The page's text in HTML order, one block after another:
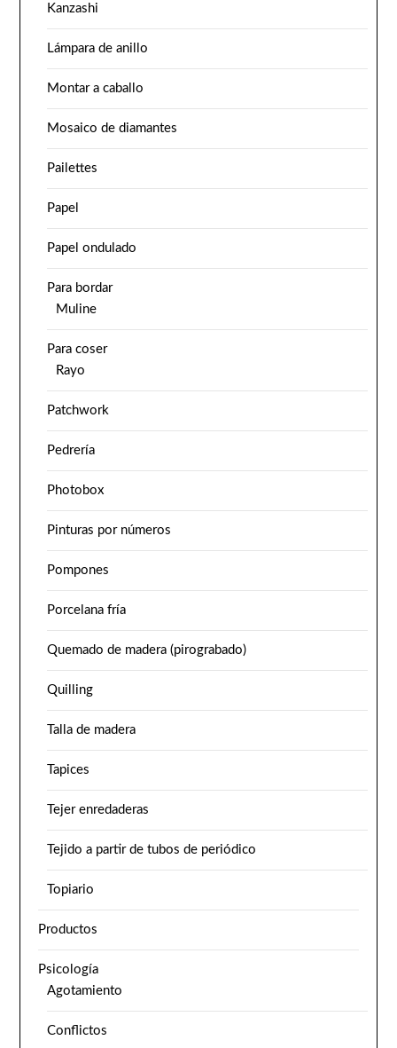
Kanzashi
Lámpara de anillo
Montar a caballo
Mosaico de diamantes
Pailettes
Papel
Papel ondulado
Para bordar
Muline
Para coser
Rayo
Patchwork
Pedrería
Photobox
Pinturas por números
Pompones
Porcelana fría
Quemado de madera (pirograbado)
Quilling
Talla de madera
Tapices
Tejer enredaderas
Tejido a partir de tubos de periódico
Topiario
Productos
Psicología
Agotamiento
Conflictos